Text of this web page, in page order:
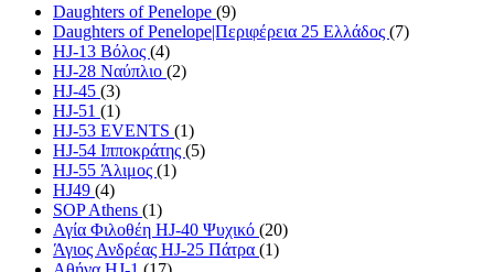
Daughters of Penelope (9)
Daughters of Penelope|Περιφέρεια 25 Ελλάδος (7)
HJ-13 Βόλος (4)
HJ-28 Ναύπλιο (2)
HJ-45 (3)
HJ-51 (1)
HJ-53 EVENTS (1)
HJ-54 Ιπποκράτης (5)
HJ-55 Άλιμος (1)
HJ49 (4)
SOP Athens (1)
Αγία Φιλοθέη HJ-40 Ψυχικό (20)
Άγιος Ανδρέας HJ-25 Πάτρα (1)